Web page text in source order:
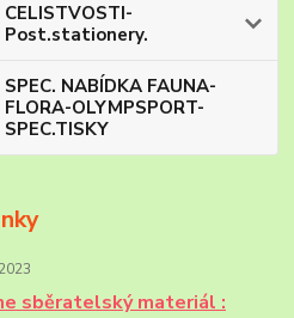
CELISTVOSTI-
Post.stationery.
SPEC. NABÍDKA FAUNA-
FLORA-OLYMPSPORT-
SPEC.TISKY
sběratelský materiál :